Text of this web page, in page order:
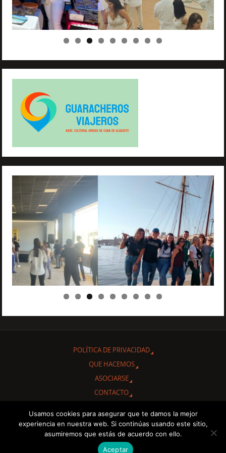
POLÍTICA DE PRIVACIDAD
QUE HACEMOS
ASOCIARSE
CONTACTO
Gracias por interesarte en conocer nuestra Asociación Cultural
"Amigos de Cuba de Albacete.
Usamos cookies para asegurar que te damos la mejor
experiencia en nuestra web. Si continúas usando este sitio,
asumiremos que estás de acuerdo con ello.
Aceptar